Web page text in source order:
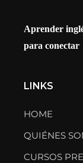
Aprender
para conectar
LINKS
HOME
QUIÉNES
CURSOS